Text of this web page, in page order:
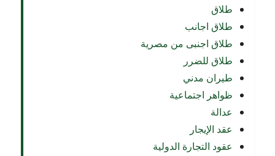
طلاق
طلاق اجانب
طلاق اجنبى من مصرية
طلاق للضرر
طيران مدني
ظواهر اجتماعية
عدالة
عقد الإيجار
عقود التجارة الدولية